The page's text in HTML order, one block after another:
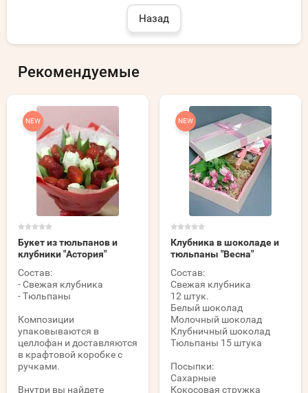
Назад
Рекомендуемые
NEW
Букет из тюльпанов и
клубники "Астория"
Состав:
- Свежая клубника
- Тюльпаны
Композиции
упаковываются в
целлофан и доставляются
в крафтовой коробке с
ручками.
Внутри вы найдете
NEW
Клубника в шоколаде и
тюльпаны "Весна"
Состав:
Свежая клубника
12 штук.
Белый шоколад
Молочный шоколад
Клубничный шоколад
Тюльпаны 15 штука
Посыпки:
Сахарные
Кокосовая стружка